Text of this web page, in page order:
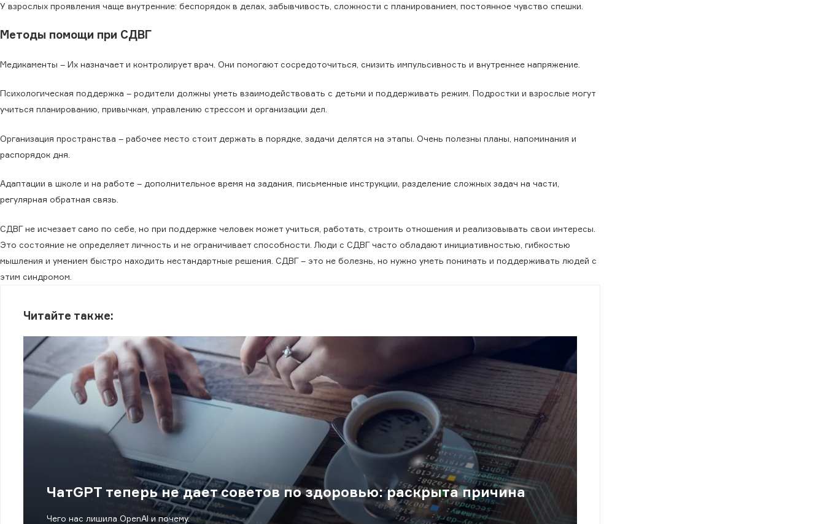
У взрослых проявления чаще внутренние: беспорядок в делах, забывчивость, сложности с планированием, постоянное чувство спешки.
Методы помощи при СДВГ
Медикаменты – Их назначает и контролирует врач. Они помогают сосредоточиться, снизить импульсивность и внутреннее напряжение.
Психологическая поддержка – родители должны уметь взаимодействовать с детьми и поддерживать режим. Подростки и взрослые могут
учиться планированию, привычкам, управлению стрессом и организации дел.
Организация пространства – рабочее место стоит держать в порядке, задачи делятся на этапы. Очень полезны планы, напоминания и
распорядок дня.
Адаптации в школе и на работе – дополнительное время на задания, письменные инструкции, разделение сложных задач на части,
регулярная обратная связь.
СДВГ не исчезает само по себе, но при поддержке человек может учиться, работать, строить отношения и реализовывать свои интересы.
Это состояние не определяет личность и не ограничивает способности. Люди с СДВГ часто обладают инициативностью, гибкостью
мышления и умением быстро находить нестандартные решения. СДВГ – это не болезнь, но нужно уметь понимать и поддерживать людей с
этим синдромом.
Читайте также:
ЧатGPT теперь не дает советов по здоровью: раскрыта причина
Чего нас лишила OpenAI и почему.